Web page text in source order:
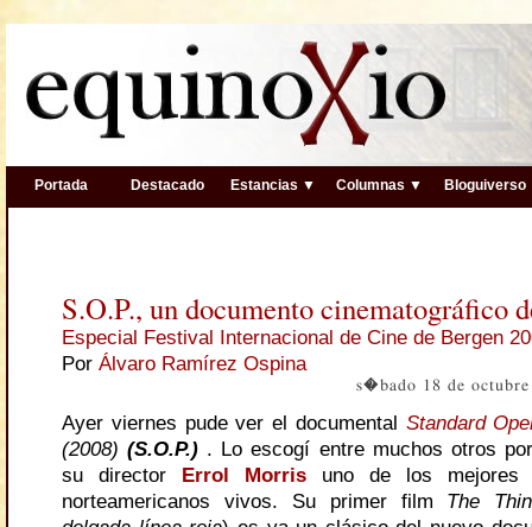
Portada Destacado Estancias ▼ Columnas ▼ Bloguiverso
S.O.P., un documento cinematográfico
Especial Festival Internacional de Cine de Bergen
Por Álvaro Ramírez Ospina
s�bado 18 de
Ayer viernes pude ver el documental Standard
(2008)(S.O.P.) . Lo escogí entre muchos otros
su director
Errol Morris uno de los mejores
norteamericanos vivos. Su primer film The